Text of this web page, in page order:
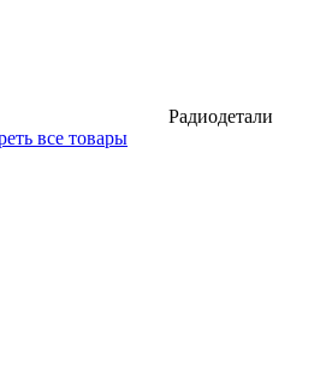
Радиодетали
все товары